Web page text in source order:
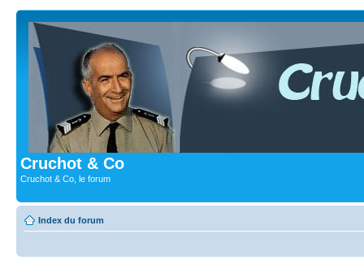
Cruchot & Co
Cruchot & Co, le forum
Index du forum